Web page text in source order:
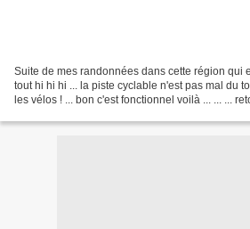
Suite de mes randonnées dans cette région qui
tout hi hi hi ... la piste cyclable n'est pas mal du
les vélos ! ... bon c'est fonctionnel voilà ... ... ...